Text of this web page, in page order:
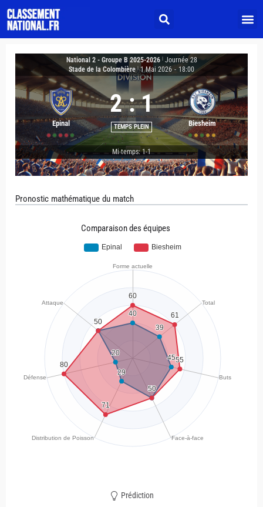
National 2 - Groupe B 2025-2026
Journée 28
Stade de la Colombière 1 Mai 2026 - 18:00
Epinal
2 : 1
TEMPS PLEIN Biesheim
Mi-temps: 1-1
Pronostic mathématique du match
Comparaison des équipes
Prédiction